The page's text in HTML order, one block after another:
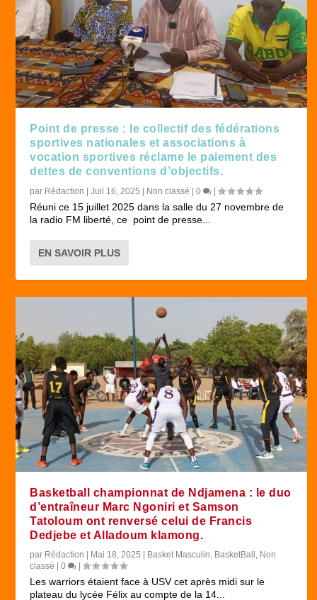
Point de presse : le collectif des fédérations
sportives nationales et associations à
vocation sportives réclame le paiement des
dettes de conventions d’objectifs.
par Rédaction |Juil 16, 2025 Non classé |0 |
Réuni ce 15 juillet 2025 dans la salle du 27 novembre de
la radio FM liberté, ce point de presse...
EN SAVOIR PLUS
Basketball championnat de Ndjamena : le duo
d’entraîneur Marc Ngoniri et Samson
Tatoloum ont renversé celui de Francis
Dedjebe et Alladoum klamong.
par Rédaction | Mai 18, 2025 | Basket Masculin, BasketBall, Non
classé |0 |
Les warriors étaient face à USV cet après midi sur le
plateau du lycée Félix au compte de la 14...